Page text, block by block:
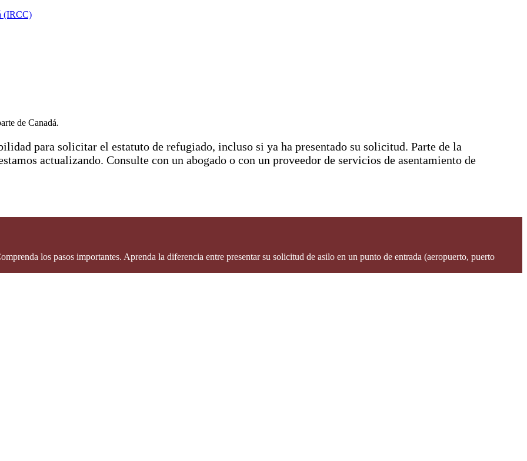
(IRCC)
de Canadá.
para solicitar el estatuto de refugiado, incluso si ya ha presentado su solicitud. Parte de la
actualizando. Consulte con un abogado o con un proveedor de servicios de asentamiento de
los pasos importantes. Aprenda la diferencia entre presentar su solicitud de asilo en un punto de entrada (aeropuerto, puerto